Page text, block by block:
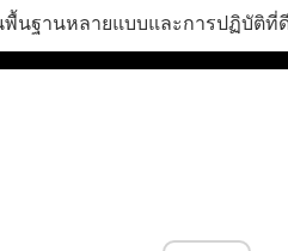
พื้นฐานหลายแบบและการปฏิบัติที่